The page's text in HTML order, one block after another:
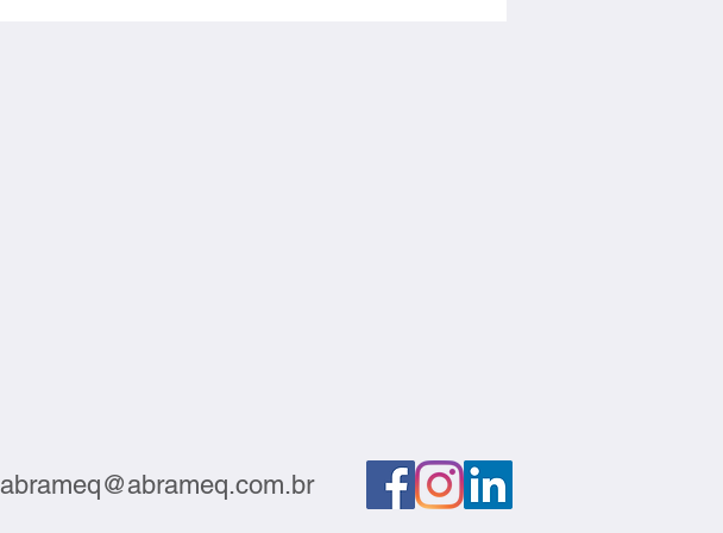
abrameq@abrameq.com.br